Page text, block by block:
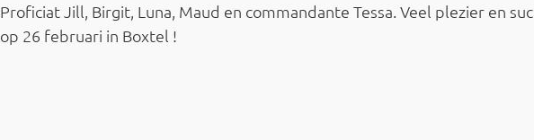
Proficiat Jill, Birgit, Luna, Maud en commandante Tessa. Veel plezier en
op 26 februari in Boxtel !